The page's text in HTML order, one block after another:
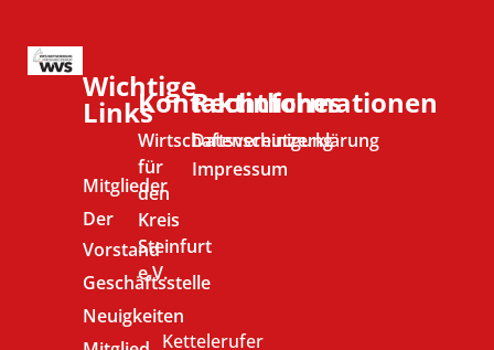
Wichtige
Links
Mitglieder
Der
Vorstand
Geschäftsstelle
Neuigkeiten
Kontaktinformationen
Wirtschaftsvereinigung
für
den
Kreis
Steinfurt
e.V.
Kettelerufer
Rechtliches
Datenschutzerklärung
Impressum